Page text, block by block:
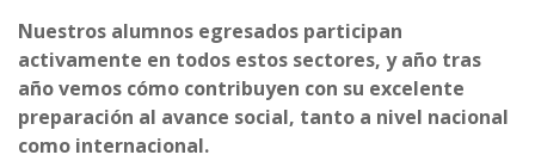
Nuestros alumnos egresados participan
activamente en todos estos sectores, y año tras
año vemos cómo contribuyen con su excelente
preparación al avance social, tanto a nivel nacional
como internacional.